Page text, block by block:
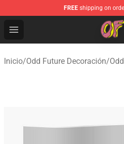
FREE shipping on
Open menu
Odd Future Shop - Official
Inicio/Odd Future Decoración/